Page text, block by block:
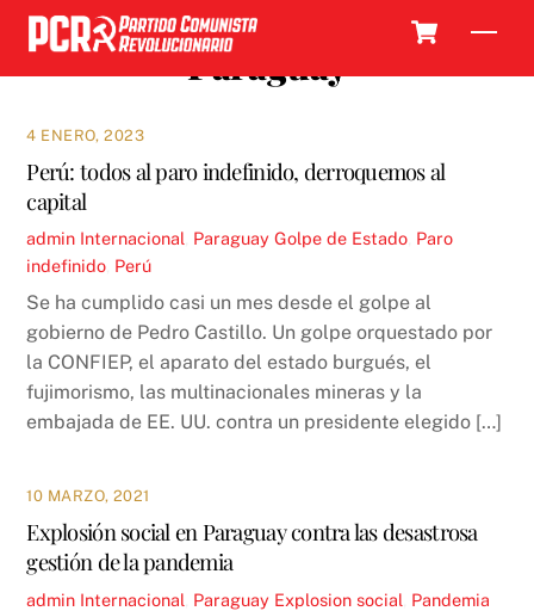
Skip
content
Paraguay
4 ENERO, 2023
Perú: todos al paro indefinido, derroquemos al
capital
admin Internacional Paraguay Golpe de Estado Paro
indefinido Perú
Se ha cumplido casi un mes desde el golpe al
gobierno de Pedro Castillo. Un golpe orquestado por
la CONFIEP, el aparato del estado burgués, el
fujimorismo, las multinacionales mineras y la
embajada de EE. UU. contra un presidente elegido […]
10 MARZO, 2021
Explosión social en Paraguay contra las desastrosa
gestión de la pandemia
admin Internacional Paraguay Explosion social Pandemia